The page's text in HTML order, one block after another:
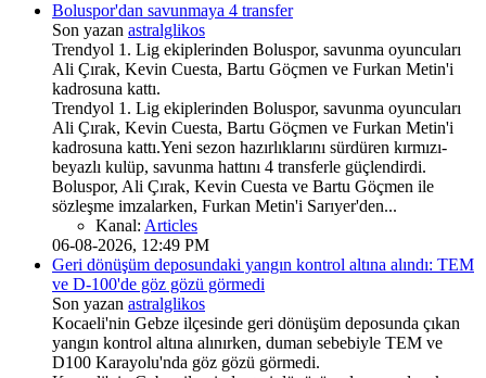
Boluspor'dan savunmaya 4 transfer
Son yazan astralglikos
Trendyol 1. Lig ekiplerinden Boluspor, savunma oyuncuları
Ali Çırak, Kevin Cuesta, Bartu Göçmen ve Furkan Metin'i
kadrosuna kattı.
Trendyol 1. Lig ekiplerinden Boluspor, savunma oyuncuları
Ali Çırak, Kevin Cuesta, Bartu Göçmen ve Furkan Metin'i
kadrosuna kattı.Yeni sezon hazırlıklarını sürdüren kırmızı-
beyazlı kulüp, savunma hattını 4 transferle güçlendirdi.
Boluspor, Ali Çırak, Kevin Cuesta ve Bartu Göçmen ile
sözleşme imzalarken, Furkan Metin'i Sarıyer'den...
Kanal: Articles
06-08-2026, 12:49 PM
Geri dönüşüm deposundaki yangın kontrol altına alındı: TEM
ve D-100'de göz gözü görmedi
Son yazan astralglikos
Kocaeli'nin Gebze ilçesinde geri dönüşüm deposunda çıkan
yangın kontrol altına alınırken, duman sebebiyle TEM ve
D100 Karayolu'nda göz gözü görmedi.